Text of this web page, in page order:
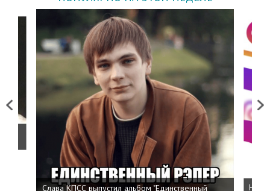
Previous
Слава КПСС выпустил альбом "Единственный
Next